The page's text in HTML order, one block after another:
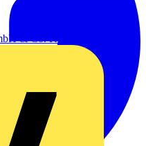
& Co. KG